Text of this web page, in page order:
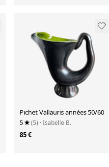
Pichet Vallauris années 50/60
5 (5) · Isabelle B.
85 €